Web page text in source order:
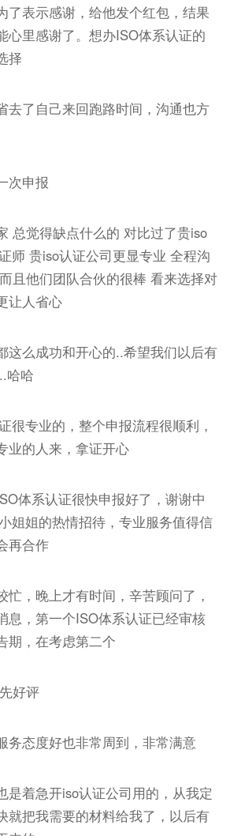
了表示感谢，给他发个红包，结果
心里感谢了。想办ISO体系认证的
择
去了自己来回跑路时间，沟通也方
次申报
总觉得缺点什么的 对比过了贵iso
师 贵iso认证公司更显专业 全程沟
且他们团队合伙的很棒 看来选择对
让人省心
这么成功和开心的..希望我们以后有
哈哈
很专业的，整个申报流程很顺利，
业的人来，拿证开心
体系认证很快申报好了，谢谢中
姐姐的热情招待，专业服务值得信
再合作
忙，晚上才有时间，辛苦顾问了，
息，第一个ISO体系认证已经审核
期，在考虑第二个
好评
务态度好也非常周到，非常满意
是着急开iso认证公司用的，从我定
就把我需要的材料给我了，以后有